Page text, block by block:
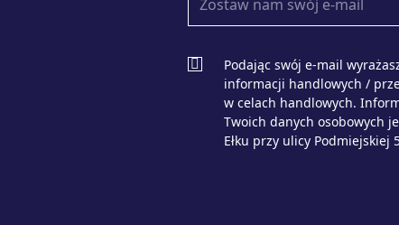
Podając swój e-mail
informacji handlowych /
w celach handlowych.
Twoich danych osobowych
Ełku przy ulicy Podmiejskiej